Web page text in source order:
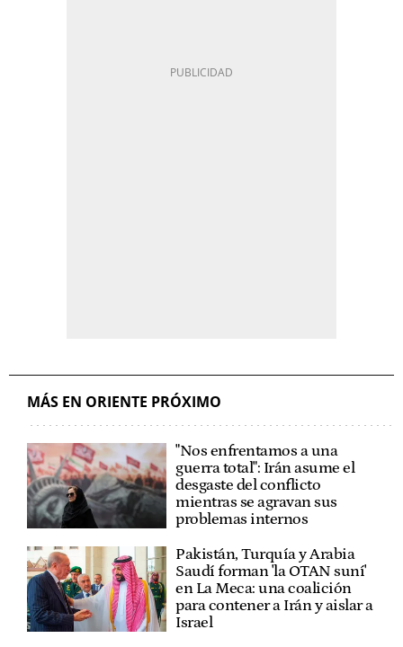
MÁS EN ORIENTE PRÓXIMO
"Nos enfrentamos a una
guerra total": Irán asume el
desgaste del conflicto
mientras se agravan sus
problemas internos
Pakistán, Turquía y Arabia
Saudí forman 'la OTAN suní'
en La Meca: una coalición
para contener a Irán y aislar a
Israel